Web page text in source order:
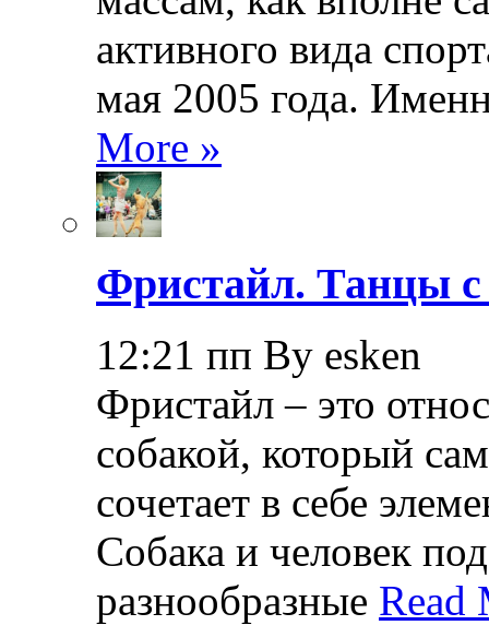
активного вида
мая 2005 года.
More »
Фристайл. Танцы с
12:21 пп By esken
Фристайл – это
собакой, который
сочетает в себе
Собака и человек
разнообразные Read